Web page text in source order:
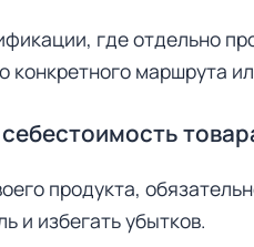
где отдельно
конкретного маршрута
продукта,
и избегать убытков.